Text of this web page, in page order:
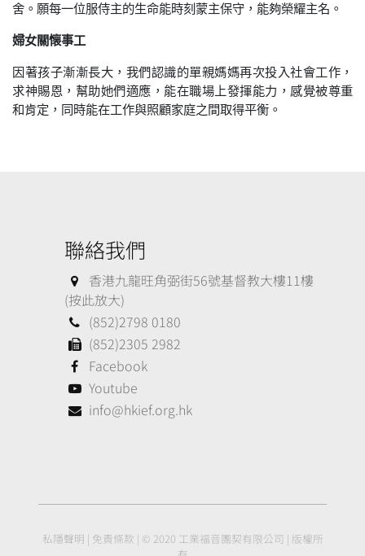
舍。願每一位服侍主的生命能時刻蒙主保守，能夠榮耀主名。
婦女關懐事工
因著孩子漸漸長大，我們認識的單親媽媽再次投入社會工作，
求神賜恩，幫助她們適應，能在職場上發揮能力，感覺被尊重
和肯定，同時能在工作與照顧家庭之間取得平衡。
聯絡我們
香港九龍旺角弼街56號基督教大樓11樓
(按此放大)
(852)2798 0180
(852)2305 2982
Facebook
Youtube
info@hkief.org.hk
私隱聲明 | 免責條款 | © 2020 工業福音團契有限公司 | 版權所